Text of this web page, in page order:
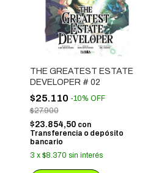
THE GREATEST ESTATE
DEVELOPER # 02
$25.110 -10% OFF
$27.900
$23.854,50 con
Transferencia o depósito
bancario
3 x $8.370 sin interés